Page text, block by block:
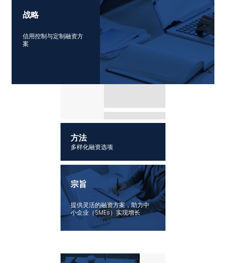
战略
信用控制与定制融资方
案
方法
多样化融资选项
宗旨
提供灵活的融资方案，助力中
小企业（SMEs）实现增长